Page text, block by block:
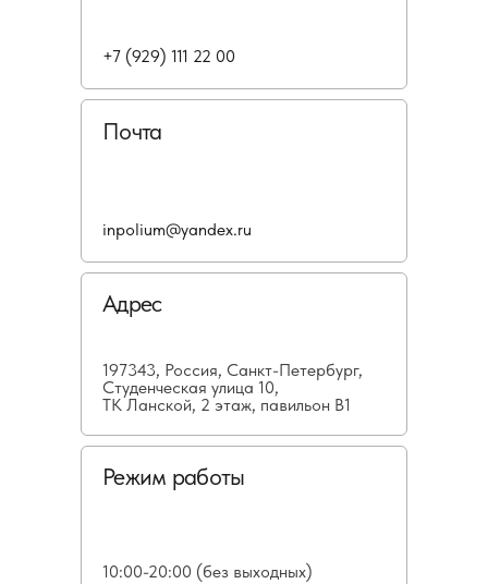
Почта
Адрес
197343, Россия, Санкт-Петербург,
Студенческая улица 10,
ТК Ланской, 2 этаж, павильон В1
Режим работы
10:00-20:00 (без выходных)
+7 (929) 111 22 00
inpolium@yandex.ru